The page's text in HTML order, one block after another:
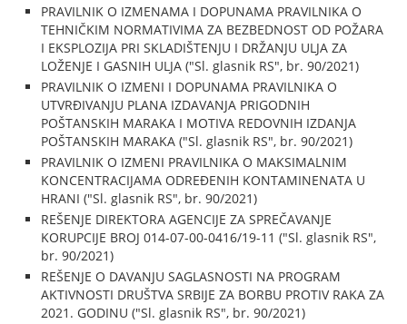
PRAVILNIK O IZMENAMA I DOPUNAMA PRAVILNIKA O
TEHNIČKIM NORMATIVIMA ZA BEZBEDNOST OD POŽARA
I EKSPLOZIJA PRI SKLADIŠTENJU I DRŽANJU ULJA ZA
LOŽENJE I GASNIH ULJA ("Sl. glasnik RS", br. 90/2021)
PRAVILNIK O IZMENI I DOPUNAMA PRAVILNIKA O
UTVRĐIVANJU PLANA IZDAVANJA PRIGODNIH
POŠTANSKIH MARAKA I MOTIVA REDOVNIH IZDANJA
POŠTANSKIH MARAKA ("Sl. glasnik RS", br. 90/2021)
PRAVILNIK O IZMENI PRAVILNIKA O MAKSIMALNIM
KONCENTRACIJAMA ODREĐENIH KONTAMINENATA U
HRANI ("Sl. glasnik RS", br. 90/2021)
REŠENJE DIREKTORA AGENCIJE ZA SPREČAVANJE
KORUPCIJE BROJ 014-07-00-0416/19-11 ("Sl. glasnik RS",
br. 90/2021)
REŠENJE O DAVANJU SAGLASNOSTI NA PROGRAM
AKTIVNOSTI DRUŠTVA SRBIJE ZA BORBU PROTIV RAKA ZA
2021. GODINU ("Sl. glasnik RS", br. 90/2021)